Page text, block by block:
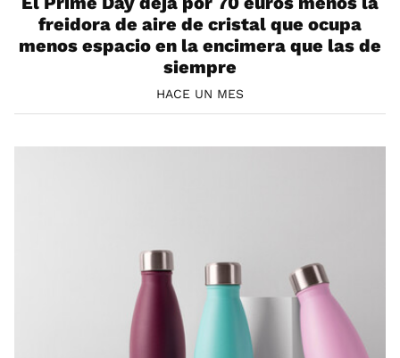
freidora de aire de cristal que ocupa
menos espacio en la encimera que las de
siempre
HACE UN MES